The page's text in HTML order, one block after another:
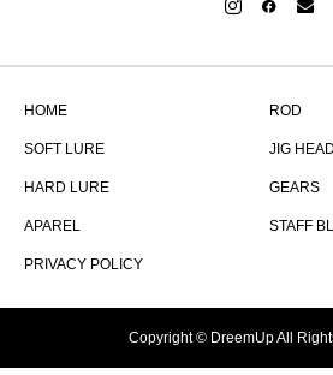
HOME ROD
SOFT LURE JIG HEAD
HARD LURE GEARS
APAREL STAFF
PRIVACY POLICY
Copyright © DreemUp All